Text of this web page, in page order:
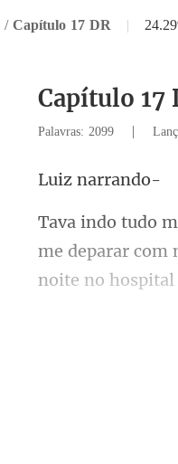
/ Capítulo 17 DR |
Capítulo 17
Palavras: 2099 |
nar
me deparar com